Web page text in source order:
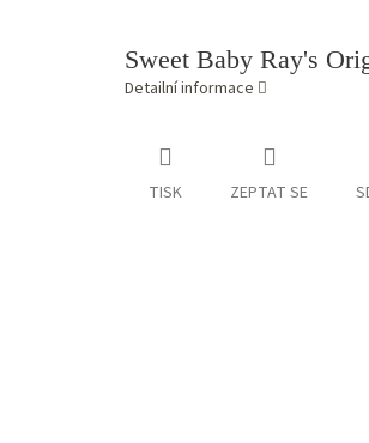
Sweet Baby Ray's
Detailní informace
TISK ZEPTAT SE